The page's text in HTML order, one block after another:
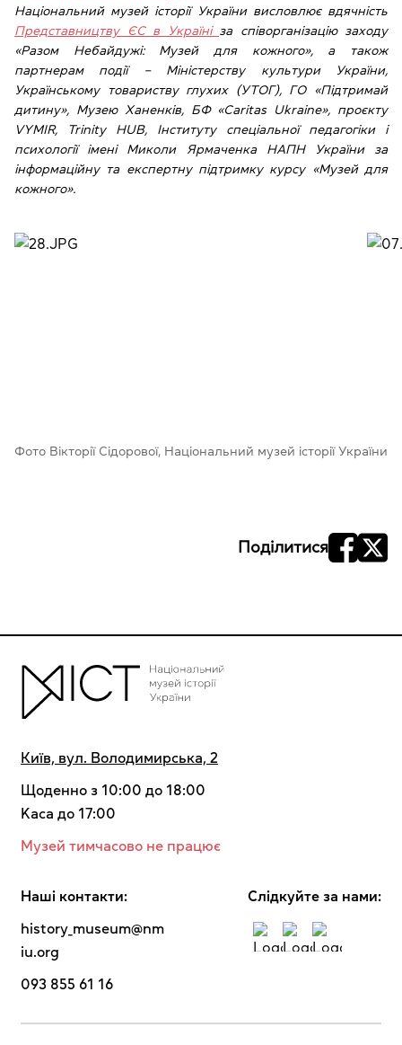
Національний музей історії України висловлює вдячність
Представництву ЄС в Україні за співорганізацію заходу
«Разом Небайдужі: Музей для кожного», а також
партнерам події ‒ Міністерству культури України,
Українському товариству глухих (УТОГ), ГО «Підтримай
дитину», Музею Ханенків, БФ «Caritas Ukraine», проєкту
VYMIR, Trinity HUB, Інституту спеціальної педагогіки і
психології імені Миколи Ярмаченка НАПН України за
інформаційну та експертну підтримку курсу «Музей для
кожного».
Фото Вікторії Сідорової, Національний музей історії України
Поділитися
Київ, вул. Володимирська, 2
Щоденно з 10:00 до 18:00
Kaca до 17:00
Музей тимчасово не працює
Наші контакти:
history_museum@nm
iu.org
093 855 61 16
Cлідкуйте за нами: